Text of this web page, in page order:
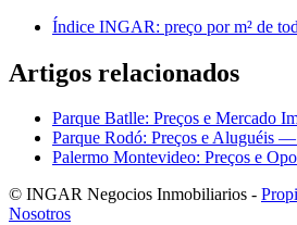
Índice INGAR: preço por m² de
Artigos relacionados
Parque Batlle: Preços e Mercado
Parque Rodó: Preços e Aluguéis
Palermo Montevideo: Preços e
© INGAR Negocios Inmobiliarios -
Nosotros